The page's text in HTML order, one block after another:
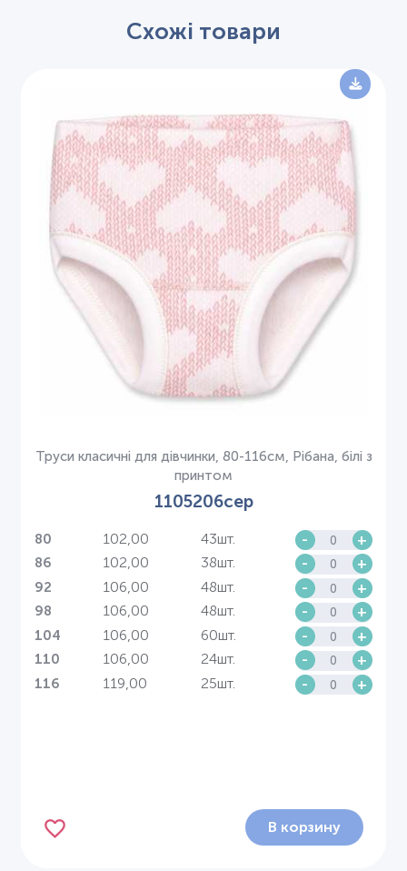
Схожі товари
Труси класичні для дівчинки, 80-116см, Рібана, білі з
принтом
1105206сер
80 102,00 43шт. - +
86 102,00 38шт. - +
92 106,00 48шт. - +
98 106,00 48шт. - +
104 106,00 60шт. - +
110 106,00 24шт. - +
116 119,00 25шт. - +
В корзину